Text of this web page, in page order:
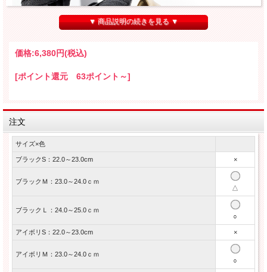
▼ 商品説明の続きを見る ▼
価格:6,380円(税込)
[ポイント還元 63ポイント～]
注文
サイズ×色
ブラックS：22.0～23.0cm ×
ブラックＭ：23.0～24.0ｃｍ
△
ブラックＬ：24.0～25.0ｃｍ
○
アイボリS：22.0～23.0cm ×
アイボリＭ：23.0～24.0ｃｍ
○